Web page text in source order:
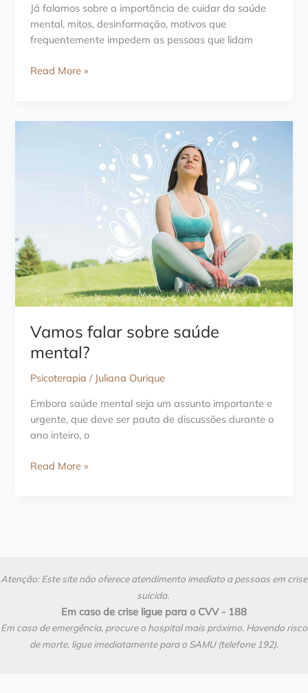
Já falamos sobre a importância de cuidar da saúde
mental, mitos, desinformação, motivos que
frequentemente impedem as pessoas que lidam
12
Read More »
Vamos falar sobre saúde
mental?
Psicoterapia / Juliana Ourique
Embora saúde mental seja um assunto importante e
urgente, que deve ser pauta de discussões durante o
ano inteiro, o
Vamos
Read More »
Atenção: Este site não oferece atendimento imediato a pessoas em crise
suicida.
Em caso de crise ligue para o CVV - 188
Em caso de emergência, procure o hospital mais próximo. Havendo risco
de morte, ligue imediatamente para o SAMU (telefone 192).